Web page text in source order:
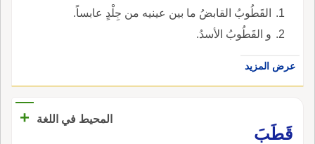
القَطُوبُ القابضُ ما بين عينيه من جِلْدٍ عابساً.
و القَطُوبُ الأسدُ.
عرض المزيد
المحيط في اللغة
+
قَطَبَ